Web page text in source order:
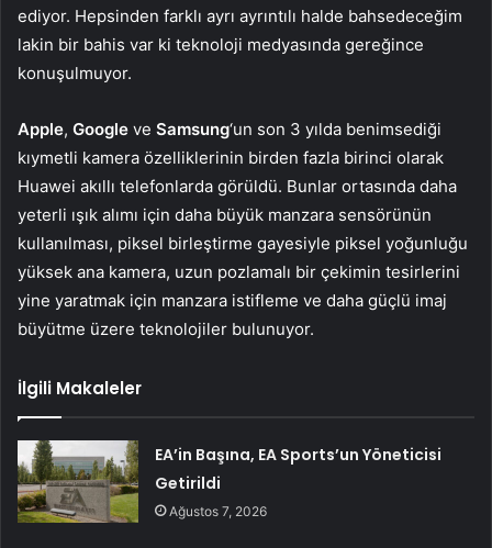
ediyor. Hepsinden farklı ayrı ayrıntılı halde bahsedeceğim
lakin bir bahis var ki teknoloji medyasında gereğince
konuşulmuyor.
Apple, Google ve Samsung‘un son 3 yılda benimsediği
kıymetli kamera özelliklerinin birden fazla birinci olarak
Huawei akıllı telefonlarda görüldü. Bunlar ortasında daha
yeterli ışık alımı için daha büyük manzara sensörünün
kullanılması, piksel birleştirme gayesiyle piksel yoğunluğu
yüksek ana kamera, uzun pozlamalı bir çekimin tesirlerini
yine yaratmak için manzara istifleme ve daha güçlü imaj
büyütme üzere teknolojiler bulunuyor.
İlgili Makaleler
EA’in Başına, EA Sports’un Yöneticisi
Getirildi
Ağustos 7, 2026